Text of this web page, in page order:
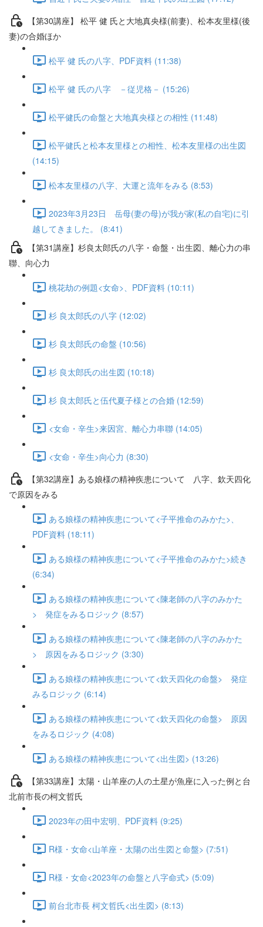
【第30講座】 松平 健 氏と大地真央様(前妻)、松本友里様(後
妻)の合婚ほか
松平 健 氏の八字、PDF資料 (11:38)
松平 健 氏の八字 －従児格－ (15:26)
松平健氏の命盤と大地真央様との相性 (11:48)
松平健氏と松本友里様との相性、松本友里様の出生図
(14:15)
松本友里様の八字、大運と流年をみる (8:53)
2023年3月23日 岳母(妻の母)が我が家(私の自宅)に引
越してきました。 (8:41)
【第31講座】杉良太郎氏の八字・命盤・出生図、離心力の串
聯、向心力
桃花劫の例題<女命>、PDF資料 (10:11)
杉 良太郎氏の八字 (12:02)
杉 良太郎氏の命盤 (10:56)
杉 良太郎氏の出生図 (10:18)
杉 良太郎氏と伍代夏子様との合婚 (12:59)
<女命・辛生>来因宮、離心力串聯 (14:05)
<女命・辛生>向心力 (8:30)
【第32講座】ある娘様の精神疾患について 八字、欽天四化
で原因をみる
ある娘様の精神疾患について<子平推命のみかた>、
PDF資料 (18:11)
ある娘様の精神疾患について<子平推命のみかた>続き
(6:34)
ある娘様の精神疾患について<陳老師の八字のみかた
> 発症をみるロジック (8:57)
ある娘様の精神疾患について<陳老師の八字のみかた
> 原因をみるロジック (3:30)
ある娘様の精神疾患について<欽天四化の命盤> 発症
みるロジック (6:14)
ある娘様の精神疾患について<欽天四化の命盤> 原因
をみるロジック (4:08)
ある娘様の精神疾患について<出生図> (13:26)
【第33講座】太陽・山羊座の人の土星が魚座に入った例と台
北前市長の柯文哲氏
2023年の田中宏明、PDF資料 (9:25)
R様・女命<山羊座・太陽の出生図と命盤> (7:51)
R様・女命<2023年の命盤と八字命式> (5:09)
前台北市長 柯文哲氏<出生図> (8:13)